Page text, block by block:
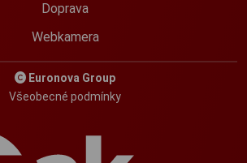
Doprava
Webkamera
Euronova Group
Všeobecné podmínky